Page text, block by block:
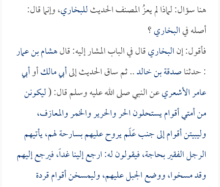
هنا سؤال: لماذا لم يعزُ المصنف الحديثللبخاري، وإنما قال:
أصله فيالبخاري؟
فأقول: إنالبخاريقال في الباب المشار إليه: قالهشام بن عمار
: حدثناصدقة بن خالد.. ثم ساق الحديث إلىأبي مالكأوأبي
عامر الأشعريعن النبي صلى الله عليه وسلم قال: (ليكونن
من أمتي أقوام يستحلون الحر والحرير والخمر والمعازف،
وليبيتن أقوام إلى جنب عَلَم يروح عليهم بسارحة لهم، يأتيهم
الرجل الفقير بحاجة، فيقولون له: ارجع إلينا غداً، فيرجع إليهم
وقد مسخوا، ووضع الجبل عليهم، وليمسخن أقوام قردة